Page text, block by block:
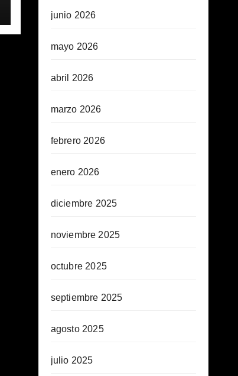
junio 2026
mayo 2026
abril 2026
marzo 2026
febrero 2026
enero 2026
diciembre 2025
noviembre 2025
octubre 2025
septiembre 2025
agosto 2025
julio 2025